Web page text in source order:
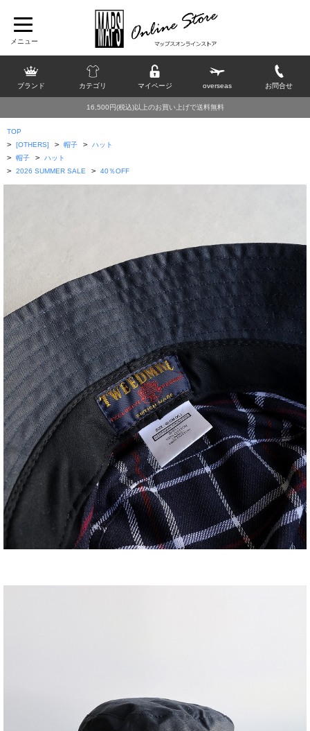
ブランド カテゴリ マイページ overseas お問合せ
16,500円(税込)以上のお買い上げで送料無料
TOP
> [OTHERS] > 帽子 > ハット
> 帽子 > ハット
> 2026 SUMMER SALE > 40％OFF